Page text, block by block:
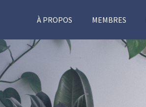
À PROPOS MEMBRES